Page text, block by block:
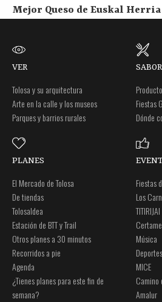
Mejor Queso de Euskal Herria
VER
Tolosa y su arquitectura
Arte en la calle y los museos
Parques y barrios rurales
Fiestas
Dónde
PLANES
El Mercado de Tolosa
De tiendas
Tolosaldea
Estación de BTT y Trail
Otros planes a 30 minutos
Recorridos a pie
Agenda
¿Tienes planes para este fin de
semana?
Fiestas
Los
TITIRIJAI
Música
Deportes
MICE
Camino
Amalur